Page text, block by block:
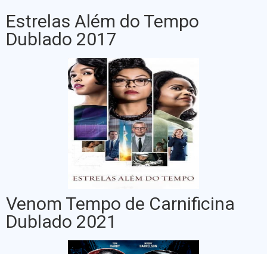
Estrelas Além do Tempo
Dublado 2017
Venom Tempo de Carnificina
Dublado 2021